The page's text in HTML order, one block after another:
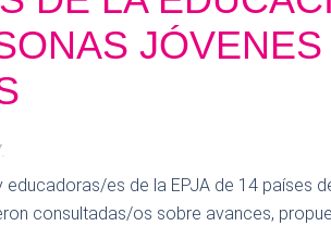
JÓVENES
.
es de la EPJA de 14 países
consultadas/os sobre avances,